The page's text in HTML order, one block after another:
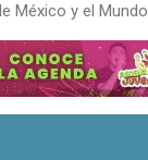
México y el Mundo